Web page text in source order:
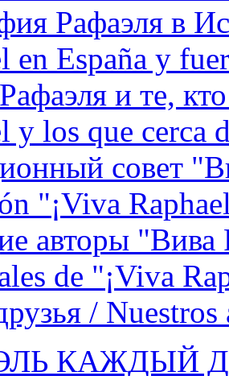
Рафаэля в
en España y
и те,
y los que cerca
совет
"¡Viva
авторы "Вива
de "¡Viva
/ Nuestros
КАЖДЫЙ